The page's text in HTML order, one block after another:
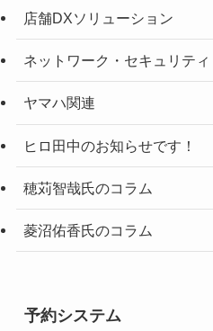
店舗DXソリューション
ネットワーク・セキュリティ
ヤマハ関連
ヒロ田中のお知らせです！
穂苅智哉氏のコラム
菱沼佑香氏のコラム
予約システム